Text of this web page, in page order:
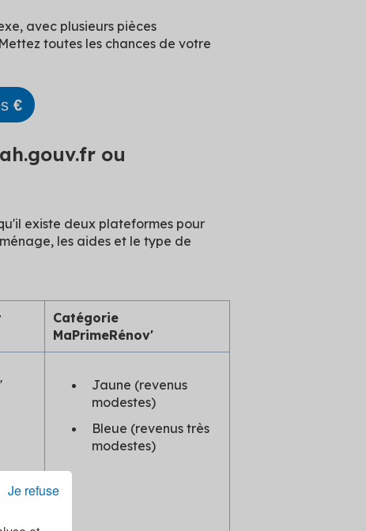
Je refuse
avec plusieurs pièces
toutes les chances de votre
€
ou
existe deux plateformes pour
les aides et le type de
Catégorie
MaPrimeRénov'
Jaune (revenus
modestes)
Bleue (revenus très
modestes)